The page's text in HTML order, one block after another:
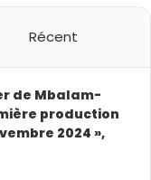
Récent
de Mbalam-
production
2024 »,